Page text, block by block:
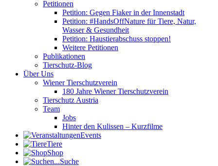
Petitionen
Petition: Gegen Fiaker in der Innenstadt
Petition: #HandsOffNature für Tiere, Natur,
Wasser & Gesundheit
Petition: Haustierabschuss stoppen!
Weitere Petitionen
Publikationen
Tierschutz-Blog
Über Uns
Wiener Tierschutzverein
180 Jahre Wiener Tierschutzverein
Tierschutz Austria
Team
Jobs
Hinter den Kulissen – Kurzfilme
Events
Tiere
Shop
Suche